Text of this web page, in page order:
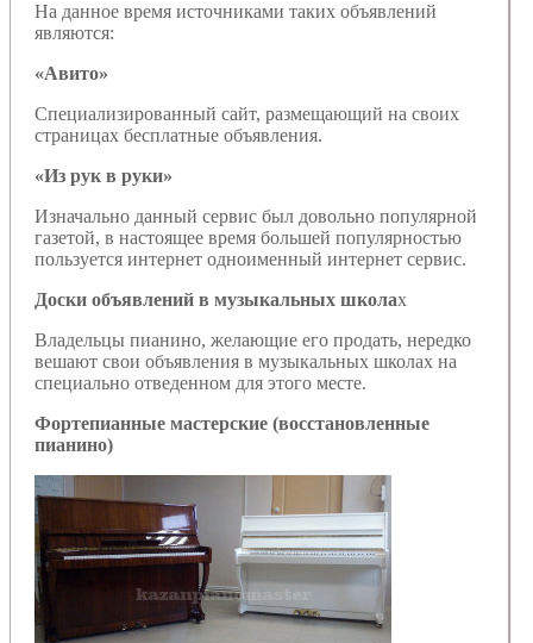
На данное время источниками таких объявлений
являются:
«Авито»
Специализированный сайт, размещающий на своих
страницах бесплатные объявления.
«Из рук в руки»
Изначально данный сервис был довольно популярной
газетой, в настоящее время большей популярностью
пользуется интернет одноименный интернет сервис.
Доски объявлений в музыкальных школах
Владельцы пианино, желающие его продать, нередко
вешают свои объявления в музыкальных школах на
специально отведенном для этого месте.
Фортепианные мастерские (восстановленные
пианино)